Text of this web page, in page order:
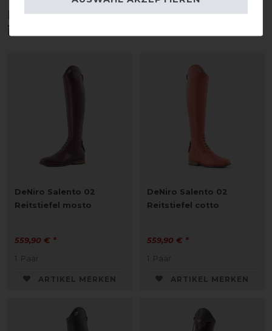
Diese Produkte könnten dich auch
interessieren
DeNiro Salento 02
Reitstiefel mosto
559,90 € *
1 Paar
ARTIKEL MERKEN
DeNiro Salento 02
Reitstiefel cotto
559,90 € *
1 Paar
ARTIKEL MERKEN